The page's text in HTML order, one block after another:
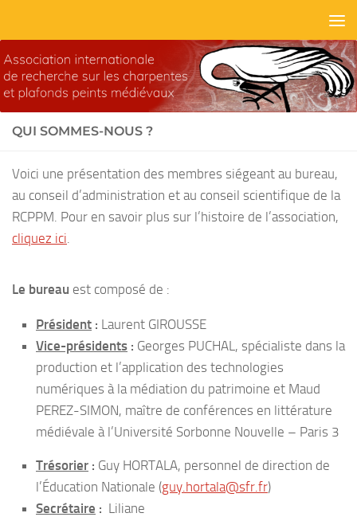
QUI SOMMES-NOUS ?
Voici une présentation des membres siégeant au bureau,
au conseil d’administration et au conseil scientifique de la
RCPPM. Pour en savoir plus sur l’histoire de l’association,
cliquez ici.
Le bureau est composé de :
Président : Laurent GIROUSSE
Vice-présidents : Georges PUCHAL, spécialiste dans la
production et l’application des technologies
numériques à la médiation du patrimoine et Maud
PEREZ-SIMON, maître de conférences en littérature
médiévale à l’Université Sorbonne Nouvelle – Paris 3
Trésorier : Guy HORTALA, personnel de direction de
l’Éducation Nationale (guy.hortala@sfr.fr)
Secrétaire : Liliane